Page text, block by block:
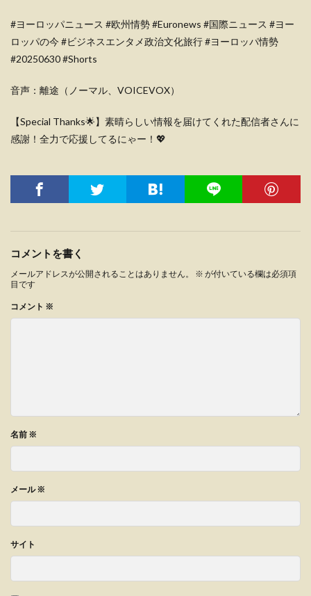
#ヨーロッパニュース #欧州情勢 #Euronews #国際ニュース #ヨー
ロッパの今 #ビジネスエンタメ政治文化旅行 #ヨーロッパ情勢
#20250630 #Shorts
音声：離途（ノーマル、VOICEVOX）
【Special Thanks🌟】素晴らしい情報を届けてくれた配信者さんに
感謝！全力で応援してるにゃー！💖
コメントを書く
メールアドレスが公開されることはありません。 ※ が付いている欄は必須項
目です
コメント ※
名前 ※
メール※
サイト